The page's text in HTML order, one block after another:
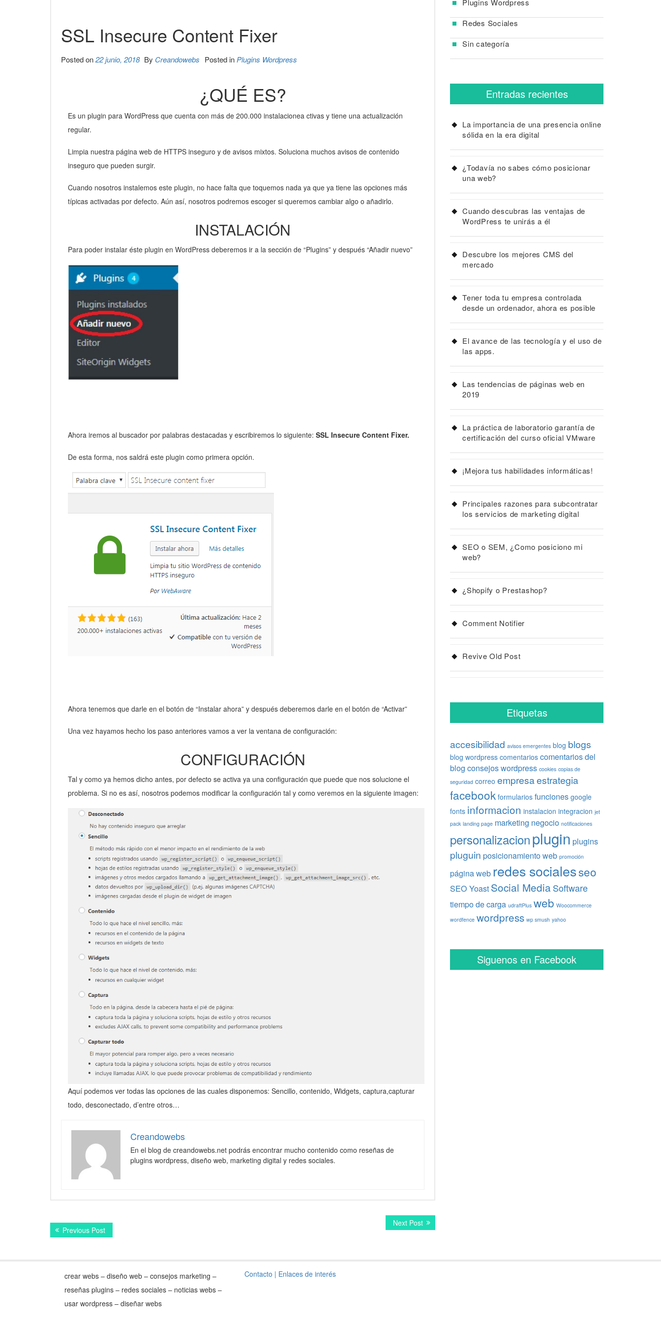
SSL Insecure Content Fixer
Posted on22 junio, 2018 By Creandowebs Posted inPlugins Wordpress
¿QUÉ ES?
Es un plugin para WordPress que cuenta con más de 200.000 instalacionea ctivas y tiene una actualización
regular.
Limpia nuestra página web de HTTPS inseguro y de avisos mixtos. Soluciona muchos avisos de contenido
inseguro que pueden surgir.
Cuando nosotros instalemos este plugin, no hace falta que toquemos nada ya que ya tiene las opciones más
típicas activadas por defecto. Aún así, nosotros podremos escoger si queremos cambiar algo o añadirlo.
INSTALACIÓN
Para poder instalar éste plugin en WordPress deberemos ir a la sección de “Plugins” y después “Añadir nuevo”
Ahora iremos al buscador por palabras destacadas y escribiremos lo siguiente: SSL Insecure Content Fixer.
De esta forma, nos saldrá este plugin como primera opción.
Ahora tenemos que darle en el botón de “Instalar ahora” y después deberemos darle en el botón de “Activar”
Una vez hayamos hecho los paso anteriores vamos a ver la ventana de configuración:
CONFIGURACIÓN
Tal y como ya hemos dicho antes, por defecto se activa ya una configuración que puede que nos solucione el
problema. Si no es así, nosotros podemos modificar la configuración tal y como veremos en la siguiente imagen:
Aquí podemos ver todas las opciones de las cuales disponemos: Sencillo, contenido, Widgets, captura,capturar
todo, desconectado, d’entre otros…
Creandowebs
En el blog de creandowebs.net podrás encontrar mucho contenido como reseñas de
plugins wordpress, diseño web, marketing digital y redes sociales.
Navegación
dePrevious PostPrevious
post:
Next PostNext
post:
Redes Sociales
Sin categoría
Entradas recientes
La importancia de una presencia online
sólida en la era digital
¿Todavía no sabes cómo posicionar
una web?
Cuando descubras las ventajas de
WordPress te unirás a él
Descubre los mejores CMS del
mercado
Tener toda tu empresa controlada
desde un ordenador, ahora es posible
El avance de las tecnología y el uso de
las apps.
Las tendencias de páginas web en
2019
La práctica de laboratorio garantía de
certificación del curso oficial VMware
¡Mejora tus habilidades informáticas!
Principales razones para subcontratar
los servicios de marketing digital
SEO o SEM, ¿Como posiciono mi
web?
¿Shopify o Prestashop?
Comment Notifier
Revive Old Post
Etiquetas
accesibilidad avisos emergentes blog blogs
blog wordpress comentarios comentarios del
blog consejos wordpress cookies copias de
seguridad correo empresaestrategia
facebook formularios funciones google
fonts informacion instalacion integracion jet
pack landing page marketing negocio notificaciones
personalizacionplugin plugins
pluguin posicionamiento web promoción
página web redes socialesseo
SEO Yoast Social Media Software
tiempo de carga udraftPlus web Woocommerce
wordfence wordpress wp smush yahoo
Siguenos en Facebook
crear webs – diseño web – consejos marketing –
reseñas plugins – redes sociales – noticias webs –
usar wordpress – diseñar webs
Contacto | Enlaces de interés